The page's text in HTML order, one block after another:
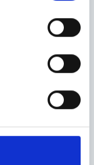
genommen. Ich stimme